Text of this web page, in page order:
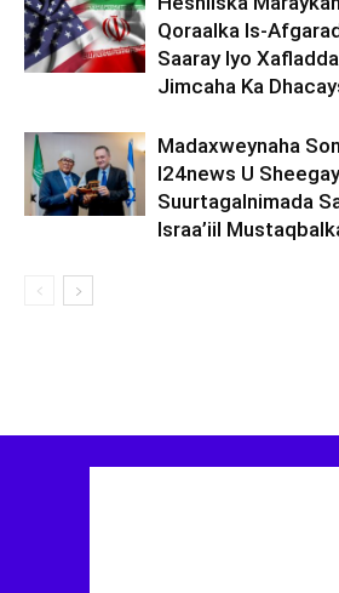
Qoraalka Is-
Saaray Iyo
Jimcaha Ka
Madaxweynaha
I24news U
Suurtagalnimada
Israa’iil